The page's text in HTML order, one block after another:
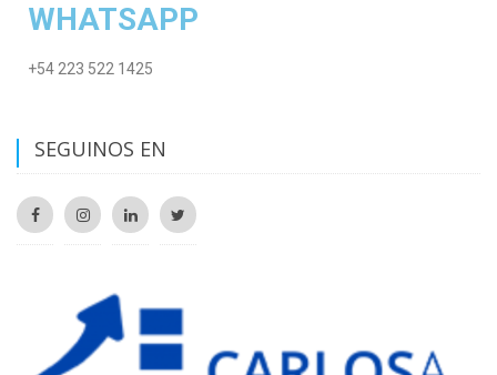
WHATSAPP
+54 223 522 1425
SEGUINOS EN